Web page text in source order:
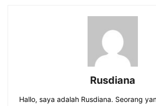
Rusdiana
Hallo, saya adalah Rusdiana. Seorang